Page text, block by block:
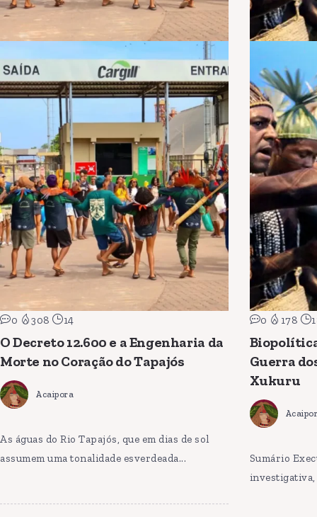
0 308 14
O Decreto 12.600 e a Engenharia da
Morte no Coração do Tapajós
Acaipora
As águas do Rio Tapajós, que em dias de sol
assumem uma tonalidade esverdeada...
0 178
Guerra
Xukuru
Sumário
investigativa,